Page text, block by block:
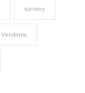
turismo
Vendimia